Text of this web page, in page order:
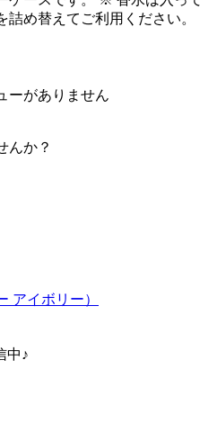
め替えてご利用ください。
ーがありません
んか？
アイボリー）
中♪